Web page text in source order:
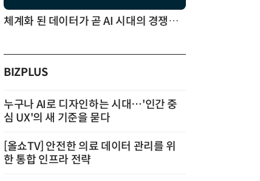
체계화 된 데이터가 곧 AI 시대의 경쟁력이다
BIZPLUS
누구나 AI로 디자인하는 시대…'인간 중
심 UX'의 새 기준을 묻다
[올쇼TV] 안전한 의료 데이터 관리를 위
한 통합 인프라 전략